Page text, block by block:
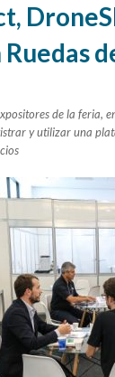
de la feria,
y utilizar una